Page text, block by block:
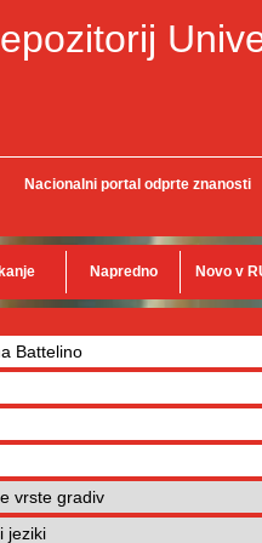
Nacionalni portal odprte znanosti
Napredno Novo v